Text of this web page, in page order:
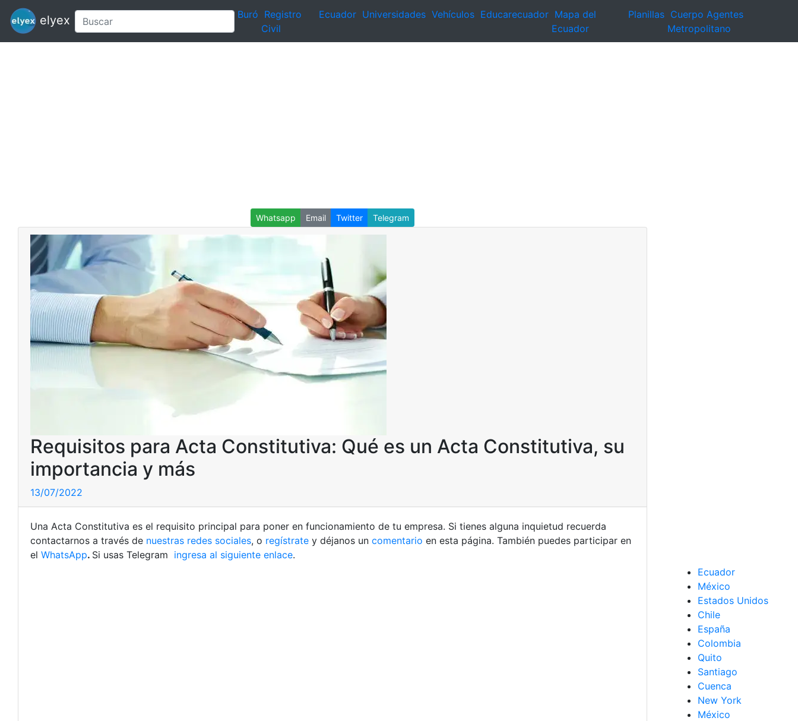
elyex Buró Registro
Civil
Ecuador Universidades Vehículos Educarecuador Mapa del
Ecuador
Planillas Cuerpo Agentes
Metropolitano
Whatsapp Email Twitter Telegram
Requisitos para Acta Constitutiva: Qué es un Acta Constitutiva, su
importancia y más
13/07/2022
Una Acta Constitutiva es el requisito principal para poner en funcionamiento de tu empresa. Si tienes alguna inquietud recuerda
contactarnos a través de nuestras redes sociales, o regístrate y déjanos un comentario en esta página. También puedes participar en
el WhatsApp. Si usas Telegram ingresa al siguiente enlace.
Ecuador
México
Estados Unidos
Chile
España
Colombia
Quito
Santiago
Cuenca
New York
México